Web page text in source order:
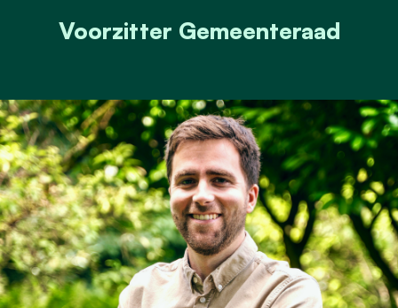
Voorzitter Gemeenteraad